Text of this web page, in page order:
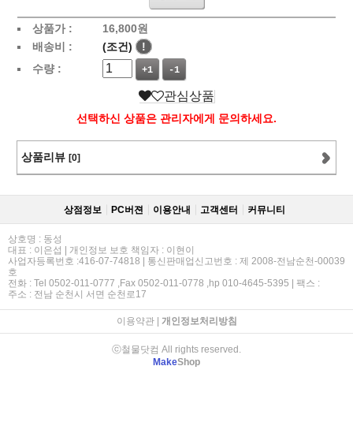
상품가 : 16,800원
배송비 :
(조건)
!
수량 :
+1 -1
관심상품
선택하신 상품은 관리자에게 문의하세요.
상품리뷰 [0]
상점정보 PC버젼 이용안내 고객센터 커뮤니티
상호명 : 동성
대표 : 이은섭 | 개인정보 보호 책임자 : 이현이
사업자등록번호 :416-07-74818 | 통신판매업신고번호 : 제 2008-전남순천-00039
호
전화 : Tel 0502-011-0777 ,Fax 0502-011-0778 ,hp 010-4645-5395 | 팩스 :
주소 : 전남 순천시 서면 순천로17
이용약관| 개인정보처리방침
ⓒ철물닷컴 All rights reserved.
MakeShop